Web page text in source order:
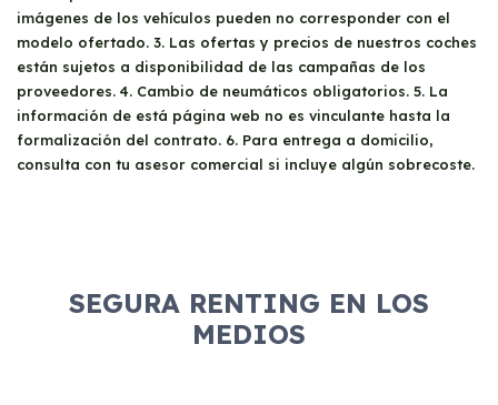
Además, pueden beneficiarse de la deducción
del 100% del gasto e IVA relacionado con el
renting.
restricciones adicionales, aunque es
recomendable revisar las condiciones del
contrato para evitar sorpresas.
imágenes de los vehículos pueden no corresponder con el
modelo ofertado. 3. Las ofertas y precios de nuestros coches
están sujetos a disponibilidad de las campañas de los
proveedores. 4. Cambio de neumáticos obligatorios. 5. La
información de está página web no es vinculante hasta la
formalización del contrato. 6. Para entrega a domicilio,
consulta con tu asesor comercial si incluye algún sobrecoste.
SEGURA RENTING EN LOS
MEDIOS